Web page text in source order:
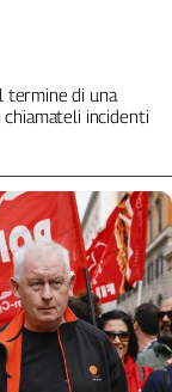
termine di una
chiamateli incidenti